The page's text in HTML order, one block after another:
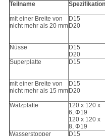
Teilname Spezifikation
mit einer Breite von
nicht mehr als 20 mm
D15
D20
Nüsse
D15
D20
Superplatte D15
mit einer Breite von
nicht mehr als 15 mm
D15
D20
Wälzplatte
120 x 120 x
6, Φ19
120 x 120 x
8, Φ19
Wasserstopper
D15